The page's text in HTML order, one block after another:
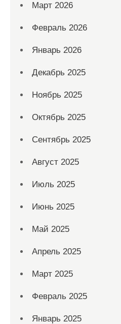
Март 2026
Февраль 2026
Январь 2026
Декабрь 2025
Ноябрь 2025
Октябрь 2025
Сентябрь 2025
Август 2025
Июль 2025
Июнь 2025
Май 2025
Апрель 2025
Март 2025
Февраль 2025
Январь 2025